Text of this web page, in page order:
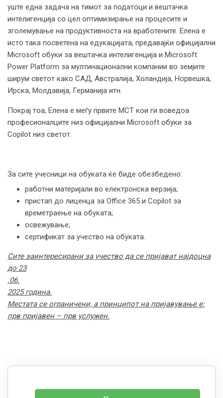
уште една задача на тимот за податоци и вештачка
интелигенција со цел оптимизирање на процесите и
зголемување на продуктивноста на вработените. Елена е
исто така посветена на едукацијата, предавајќи официјални
Microsoft обуки за вештачка интелигенција и Microsoft
Power Platform за мултинационални компании во земјите
ширум светот како САД, Австралија, Холандија, Норвешка,
Ирска, Молдавија, Германија итн.
Покрај тоа, Елена е меѓу првите MCT кои ги воведоа
професионалците низ официјални Microsoft обуки за
Copilot низ светот.
За сите учесници на обуката ќе биде обезбедено:
работни материјали во електронска верзија;
пристап до лиценца за Office 365 и Copilot за
времетраење на обуката;
освежување;
сертификат за учество на обуката.
Сите заинтересирани за учество да се пријават најдоцна
до 23
.06.
2025 година.
Местата се ограничени, а принципот на пријавување е:
прв пријавен – прв услужен.